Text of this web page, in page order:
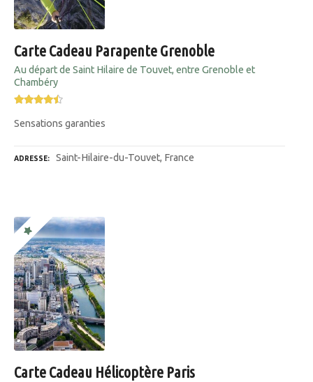
Carte Cadeau Parapente Grenoble
Au départ de Saint Hilaire de Touvet, entre Grenoble et
Chambéry
Sensations garanties
ADRESSE Saint-Hilaire-du-Touvet, France
Carte Cadeau Hélicoptère Paris